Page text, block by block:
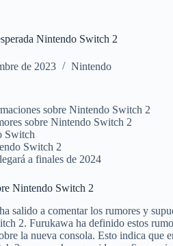
Nintendo Switch 2
de 2023 Nintendo
sobre Nintendo Switch 2
sobre Nintendo Switch 2
Switch
Switch 2
a finales de 2024
Nintendo Switch 2
salido a comentar los rumores y
2. Furukawa ha definido estos
la nueva consola. Esto indica que